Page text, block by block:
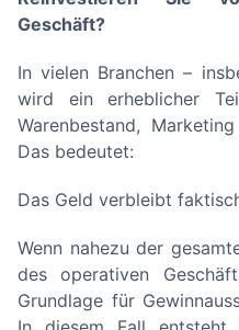
Geschäft?
In vielen Branchen –
wird ein erheblicher
Warenbestand,
Das bedeutet:
Das Geld verbleibt
Wenn nahezu der
des operativen
Grundlage für